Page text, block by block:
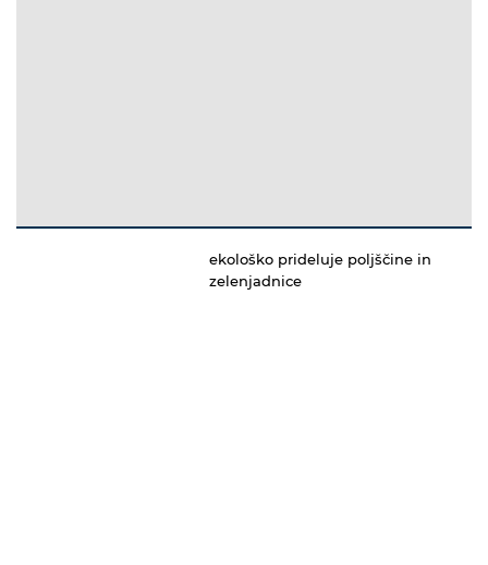
ekološko prideluje poljščine in
zelenjadnice